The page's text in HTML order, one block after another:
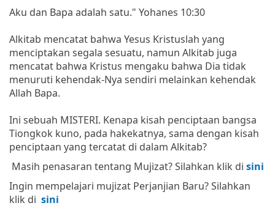
Aku dan Bapa adalah satu." Yohanes 10:30
Alkitab mencatat bahwa Yesus Kristuslah yang
menciptakan segala sesuatu, namun Alkitab juga
mencatat bahwa Kristus mengaku bahwa Dia tidak
menuruti kehendak-Nya sendiri melainkan kehendak
Allah Bapa.
Ini sebuah MISTERI. Kenapa kisah penciptaan bangsa
Tiongkok kuno, pada hakekatnya, sama dengan kisah
penciptaan yang tercatat di dalam Alkitab?
Masih penasaran tentang Mujizat? Silahkan klik di sini
Ingin mempelajari mujizat Perjanjian Baru? Silahkan
klik di sini